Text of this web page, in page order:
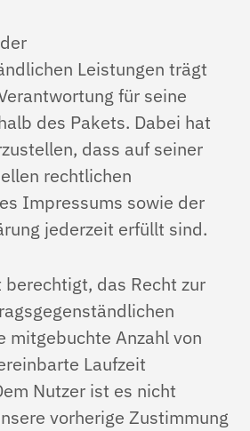
Leistungen trägt
für seine
des Pakets. Dabei hat
dass auf seiner
rechtlichen
Impressums sowie der
jederzeit erfüllt sind.
berechtigt, das Recht zur
mitgebuchte Anzahl von
Laufzeit
Nutzer ist es nicht
vorherige Zustimmung